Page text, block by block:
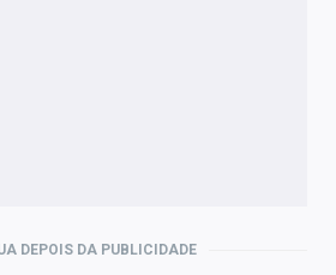
DEPOIS DA PUBLICIDADE